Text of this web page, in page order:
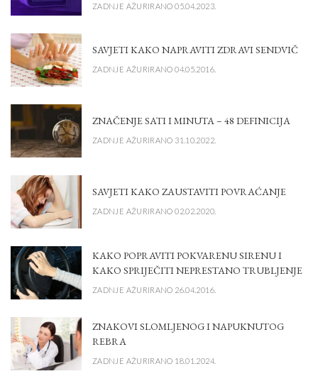
ZADNJE AŽURIRANO 05.04.2023.
SAVJETI KAKO NAPRAVITI ZDRAVI SENDVIČ
ZADNJE AŽURIRANO 04.05.2016.
ZNAČENJE SATI I MINUTA – 48 DEFINICIJA
ZADNJE AŽURIRANO 31.10.2022.
SAVJETI KAKO ZAUSTAVITI POVRAĆANJE
ZADNJE AŽURIRANO 02.02.2020.
KAKO POPRAVITI POKVARENU SIRENU I
KAKO SPRIJEČITI NEPRESTANO TRUBLJENJE
ZADNJE AŽURIRANO 26.04.2016.
ZNAKOVI SLOMLJENOG I NAPUKNUTOG
REBRA
ZADNJE AŽURIRANO 18.01.2024.